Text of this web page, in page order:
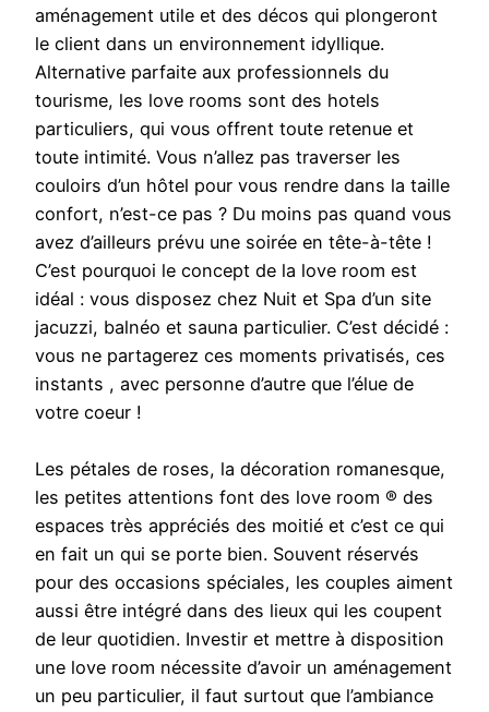
aménagement utile et des décos qui plongeront
le client dans un environnement idyllique.
Alternative parfaite aux professionnels du
tourisme, les love rooms sont des hotels
particuliers, qui vous offrent toute retenue et
toute intimité. Vous n’allez pas traverser les
couloirs d’un hôtel pour vous rendre dans la taille
confort, n’est-ce pas ? Du moins pas quand vous
avez d’ailleurs prévu une soirée en tête-à-tête !
C’est pourquoi le concept de la love room est
idéal : vous disposez chez Nuit et Spa d’un site
jacuzzi, balnéo et sauna particulier. C’est décidé :
vous ne partagerez ces moments privatisés, ces
instants , avec personne d’autre que l’élue de
votre coeur !
Les pétales de roses, la décoration romanesque,
les petites attentions font des love room ® des
espaces très appréciés des moitié et c’est ce qui
en fait un qui se porte bien. Souvent réservés
pour des occasions spéciales, les couples aiment
aussi être intégré dans des lieux qui les coupent
de leur quotidien. Investir et mettre à disposition
une love room nécessite d’avoir un aménagement
un peu particulier, il faut surtout que l’ambiance